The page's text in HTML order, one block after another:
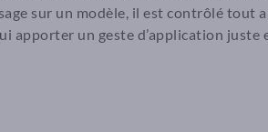
sur un modèle, il est contrôlé tout
apporter un geste d’application juste